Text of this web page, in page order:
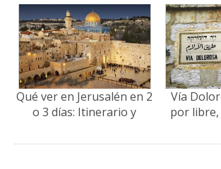
Qué ver en Jerusalén en 2
o 3 días: Itinerario y
Vía
por libre,